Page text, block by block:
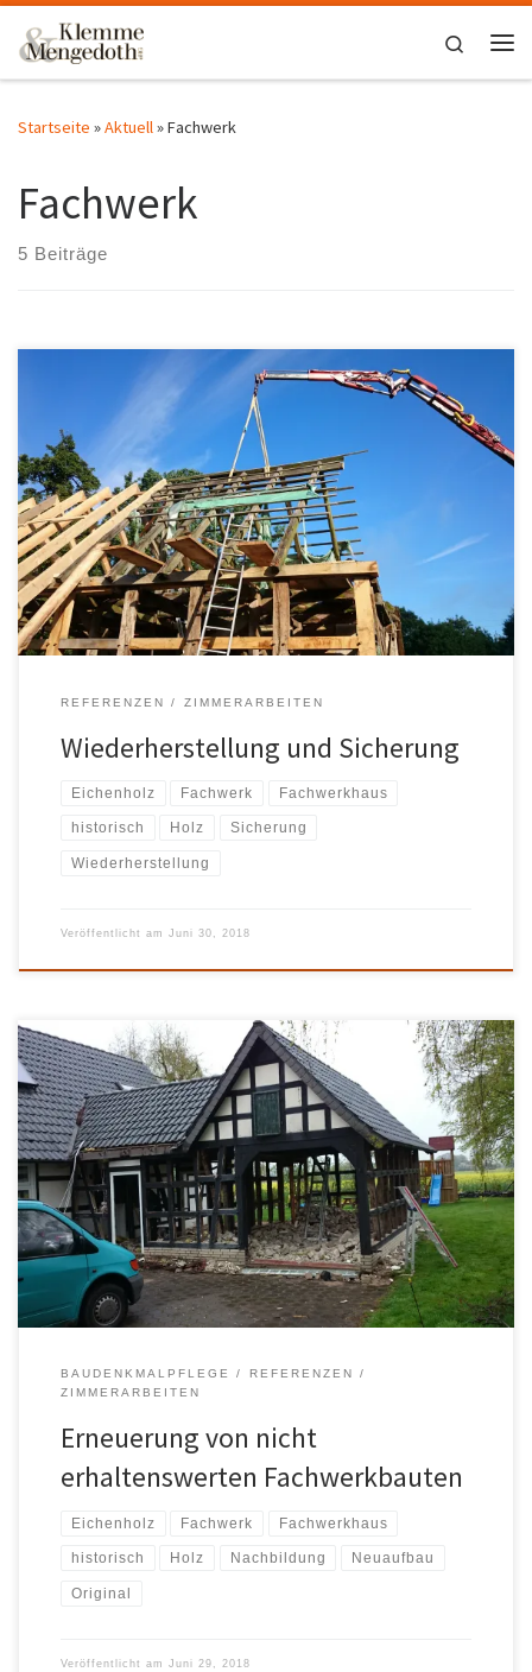
Zum Inhalt springen
Search
Startseite »Aktuell»Fachwerk
Fachwerk
5 Beiträge
Wiederherstellung, Sicherung von scheinbar hoffnungslosen
Fachwerkhäusern.
REFERENZEN ZIMMERARBEITEN
Wiederherstellung und Sicherung
Eichenholz Fachwerk Fachwerkhaus
historisch Holz Sicherung
Wiederherstellung
Veröffentlicht am Juni 30, 2018
BAUDENKMALPFLEGE
REFERENZEN
ZIMMERARBEITEN
Erneuerung von nicht
erhaltenswerten Fachwerkbauten
Eichenholz Fachwerk Fachwerkhaus
historisch Holz Nachbildung Neuaufbau
Original
Veröffentlicht am Juni 29, 2018